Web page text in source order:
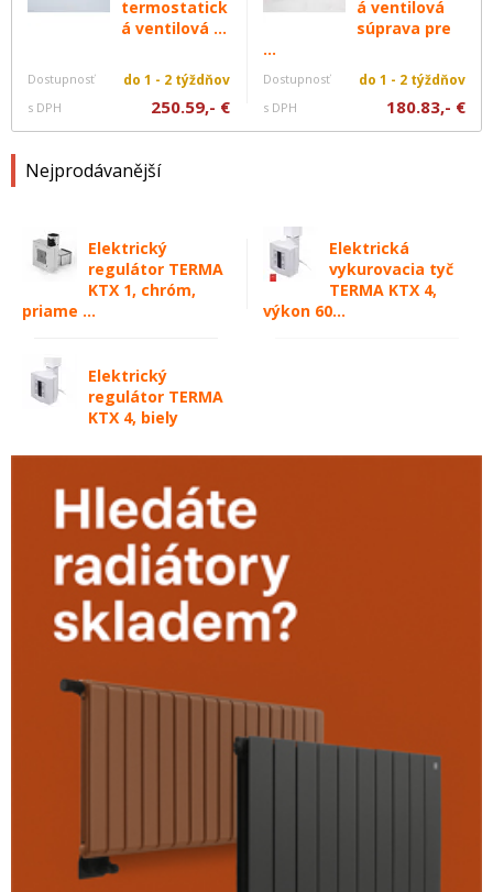
termostatick
á ventilová ...
Dostupnosť do 1 - 2 týždňov
s DPH 250.59,- €
á ventilová
súprava pre
...
Dostupnosť do 1 - 2 týždňov
s DPH 180.83,- €
Nejprodávanější
Elektrický
regulátor TERMA
KTX 1, chróm,
priame ...
Elektrická
vykurovacia tyč
TERMA KTX 4,
výkon 60...
Elektrický
regulátor TERMA
KTX 4, biely